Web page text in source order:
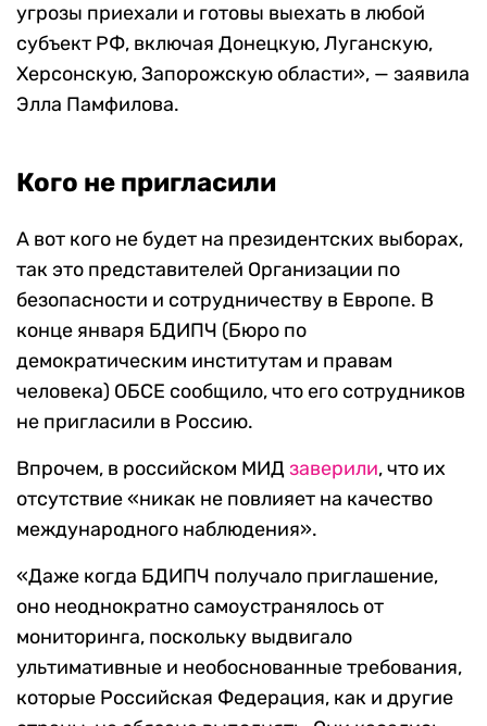
угрозы приехали и готовы выехать в любой
субъект РФ, включая Донецкую, Луганскую,
Херсонскую, Запорожскую области», — заявила
Элла Памфилова.
Кого не пригласили
А вот кого не будет на президентских выборах,
так это представителей Организации по
безопасности и сотрудничеству в Европе. В
конце января БДИПЧ (Бюро по
демократическим институтам и правам
человека) ОБСЕ сообщило, что его сотрудников
не пригласили в Россию.
Впрочем, в российском МИДзаверили, что их
отсутствие «никак не повлияет на качество
международного наблюдения».
«Даже когда БДИПЧ получало приглашение,
оно неоднократно самоустранялось от
мониторинга, поскольку выдвигало
ультимативные и необоснованные требования,
которые Российская Федерация, как и другие